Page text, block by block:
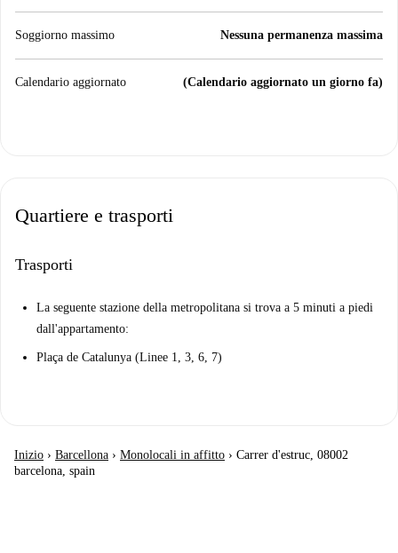
Soggiorno massimo Nessuna permanenza massima
Calendario aggiornato (Calendario aggiornato un giorno fa)
Quartiere e trasporti
Trasporti
La seguente stazione della metropolitana si trova a 5 minuti a piedi
dall'appartamento:
Plaça de Catalunya (Linee 1, 3, 6, 7)
Inizio › Barcellona › Monolocali in affitto › Carrer d'estruc, 08002
barcelona, spain